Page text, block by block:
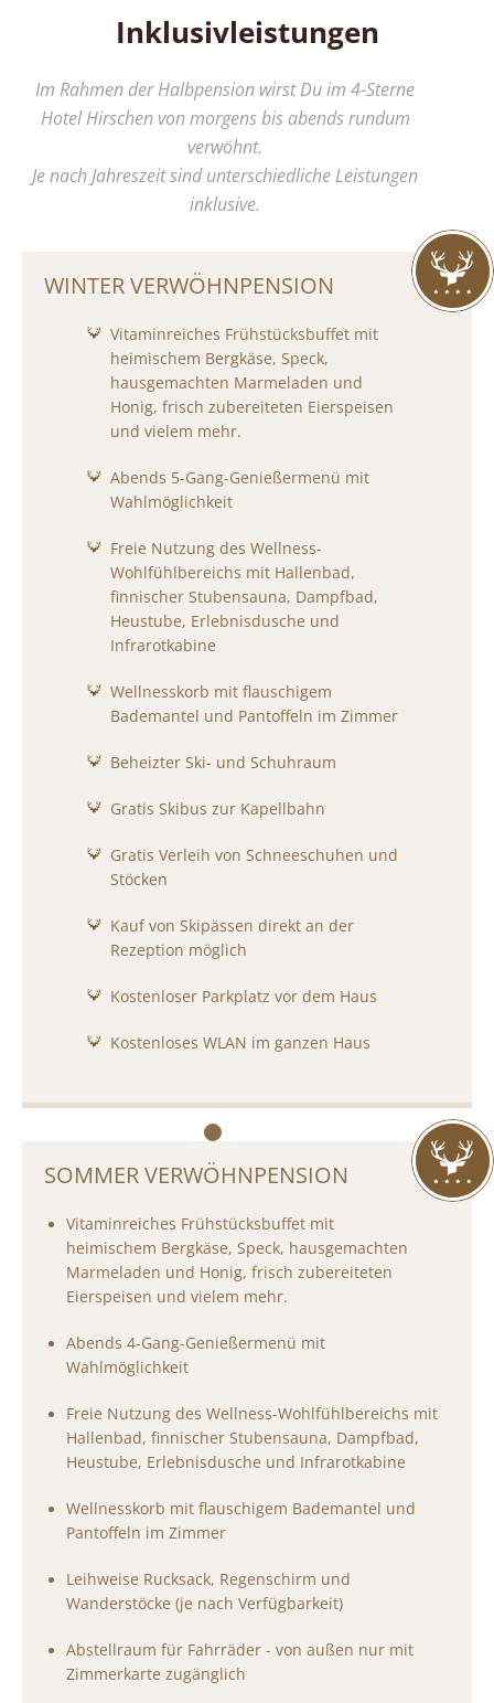
Inklusivleistungen
Im Rahmen der Halbpension wirst Du im 4-Sterne
Hotel Hirschen von morgens bis abends rundum
verwöhnt.
Je nach Jahreszeit sind unterschiedliche Leistungen
inklusive.
WINTER VERWÖHNPENSION
Vitaminreiches Frühstücksbuffet mit
heimischem Bergkäse, Speck,
hausgemachten Marmeladen und
Honig, frisch zubereiteten Eierspeisen
und vielem mehr.
Abends 5-Gang-Genießermenü mit
Wahlmöglichkeit
Freie Nutzung des Wellness-
Wohlfühlbereichs mit Hallenbad,
finnischer Stubensauna, Dampfbad,
Heustube, Erlebnisdusche und
Infrarotkabine
Wellnesskorb mit flauschigem
Bademantel und Pantoffeln im Zimmer
Beheizter Ski- und Schuhraum
Gratis Skibus zur Kapellbahn
Gratis Verleih von Schneeschuhen und
Stöcken
Kauf von Skipässen direkt an der
Rezeption möglich
Kostenloser Parkplatz vor dem Haus
Kostenloses WLAN im ganzen Haus
SOMMER VERWÖHNPENSION
Vitaminreiches Frühstücksbuffet mit
heimischem Bergkäse, Speck, hausgemachten
Marmeladen und Honig, frisch zubereiteten
Eierspeisen und vielem mehr.
Abends 4-Gang-Genießermenü mit
Wahlmöglichkeit
Freie Nutzung des Wellness-Wohlfühlbereichs mit
Hallenbad, finnischer Stubensauna, Dampfbad,
Heustube, Erlebnisdusche und Infrarotkabine
Wellnesskorb mit flauschigem Bademantel und
Pantoffeln im Zimmer
Leihweise Rucksack, Regenschirm und
Wanderstöcke (je nach Verfügbarkeit)
Abstellraum für Fahrräder - von außen nur mit
Zimmerkarte zugänglich